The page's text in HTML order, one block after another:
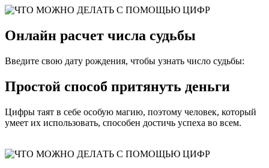
Онлайн расчет числа судьбы
Введите свою дату рождения, чтобы узнать число судьбы:
Простой способ притянуть деньги
Цифры таят в себе особую магию, поэтому человек, который
умеет их использовать, способен достичь успеха во всем.